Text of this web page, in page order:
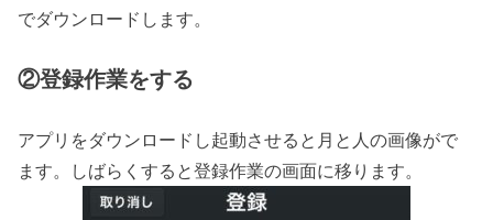
でダウンロードします。
②登録作業をする
アプリをダウンロードし起動させると月と人の画像がで
ます。しばらくすると登録作業の画面に移ります。